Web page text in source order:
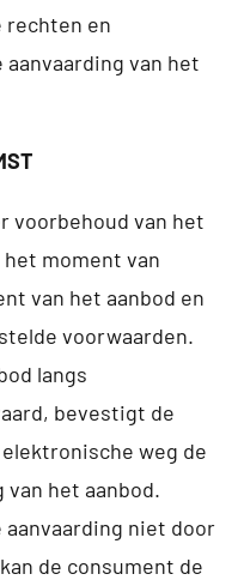
rechten en
van het
voorbehoud van het
moment van
van het aanbod en
voorwaarden.
langs
bevestigt de
weg de
van het aanbod.
aanvaarding niet door
de consument de